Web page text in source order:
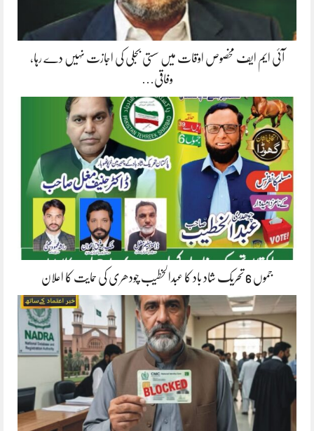
آئی ایم ایف مخصوص اوقات میں سستی بجلی کی اجازت نہیں دے رہا،
وفاقی…
جموں 6 تحریک شاد باد کا عبدالخطیب چودھری کی حمایت کا اعلان